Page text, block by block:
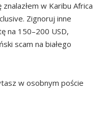
w Karibu Africa
Zignoruj ​​inne
na 150–200 USD,
scam na białego
w osobnym poście